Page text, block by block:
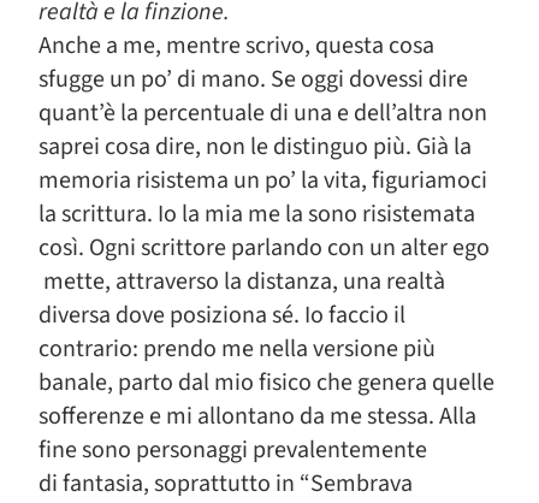
realtà e la finzione.
Anche a me, mentre scrivo, questa cosa
sfugge un po’ di mano. Se oggi dovessi dire
quant’è la percentuale di una e dell’altra non
saprei cosa dire, non le distinguo più. Già la
memoria risistema un po’ la vita, figuriamoci
la scrittura. Io la mia me la sono risistemata
così. Ogni scrittore parlando con un alter ego
mette, attraverso la distanza, una realtà
diversa dove posiziona sé. Io faccio il
contrario: prendo me nella versione più
banale, parto dal mio fisico che genera quelle
sofferenze e mi allontano da me stessa. Alla
fine sono personaggi prevalentemente
di fantasia, soprattutto in “Sembrava